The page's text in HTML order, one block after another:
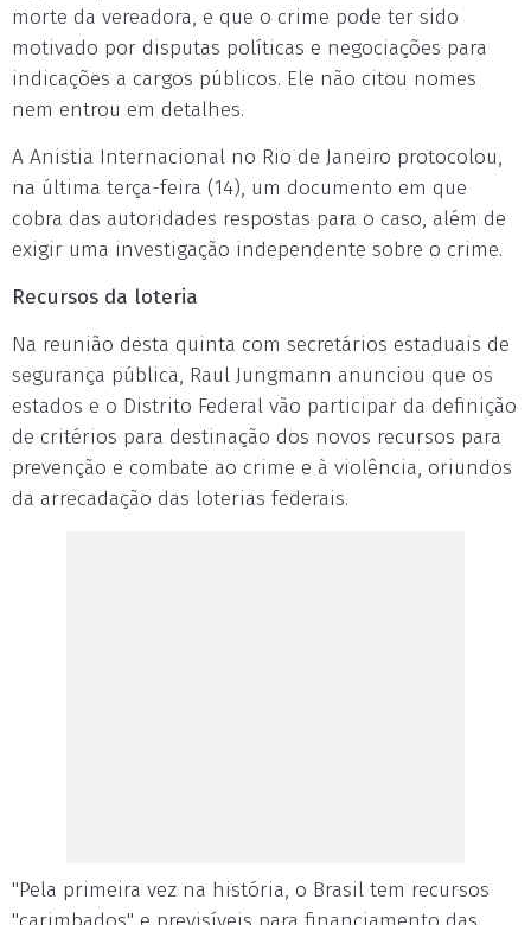
morte da vereadora, e que o crime pode ter sido
motivado por disputas políticas e negociações para
indicações a cargos públicos. Ele não citou nomes
nem entrou em detalhes.
A Anistia Internacional no Rio de Janeiro protocolou,
na última terça-feira (14), um documento em que
cobra das autoridades respostas para o caso, além de
exigir uma investigação independente sobre o crime.
Recursos da loteria
Na reunião desta quinta com secretários estaduais de
segurança pública, Raul Jungmann anunciou que os
estados e o Distrito Federal vão participar da definição
de critérios para destinação dos novos recursos para
prevenção e combate ao crime e à violência, oriundos
da arrecadação das loterias federais.
"Pela primeira vez na história, o Brasil tem recursos